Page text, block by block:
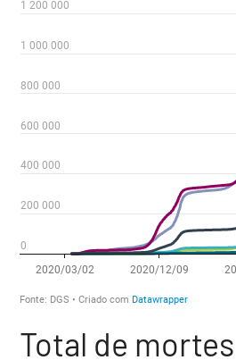
Total de mortes